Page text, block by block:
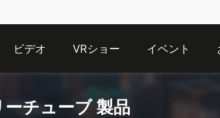
ビデオ VRショー イベント
チューブ 製品